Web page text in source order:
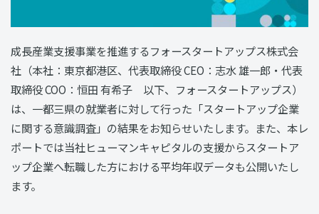
成長産業支援事業を推進するフォースタートアップス株式会
社（本社：東京都港区、代表取締役 CEO：志水 雄一郎・代表
取締役 COO：恒田 有希子 以下、フォースタートアップス）
は、一都三県の就業者に対して行った「スタートアップ企業
に関する意識調査」の結果をお知らせいたします。また、本レ
ポートでは当社ヒューマンキャピタルの支援からスタートア
ップ企業へ転職した方における平均年収データも公開いたし
ます。